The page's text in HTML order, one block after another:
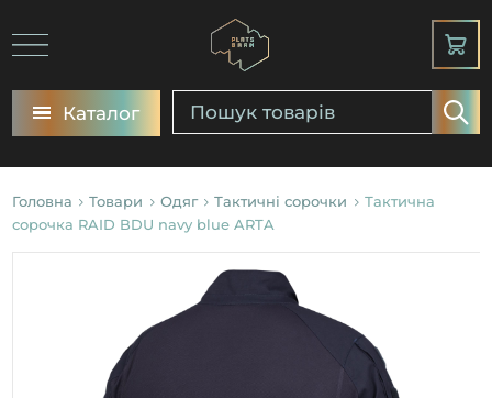
Каталог
Головна Товари Одяг Тактичні сорочки
Тактична
сорочка RAID BDU navy blue ARTA